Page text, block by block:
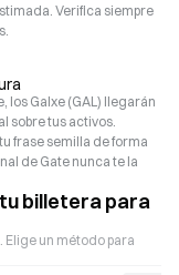
Verifica siempre
los Galxe (GAL) llegarán
sobre tus activos.
frase semilla de forma
de Gate nunca te la
billetera para
Elige un método para